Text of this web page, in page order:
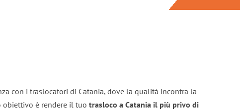
con i traslocatori di Catania, dove la qualità incontra la
obiettivo è rendere il tuo trasloco a Catania il più privo di